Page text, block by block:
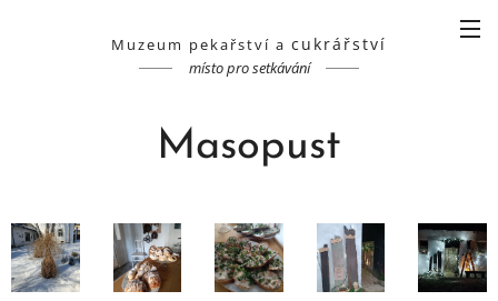
Muzeum pekařství a cukrářství
místo pro setkávání
Masopust